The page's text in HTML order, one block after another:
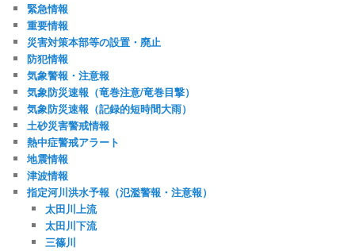
緊急情報
重要情報
災害対策本部等の設置・廃止
防犯情報
気象警報・注意報
気象防災速報（竜巻注意/竜巻目撃）
気象防災速報（記録的短時間大雨）
土砂災害警戒情報
熱中症警戒アラート
地震情報
津波情報
指定河川洪水予報（氾濫警報・注意報）
太田川上流
太田川下流
三篠川